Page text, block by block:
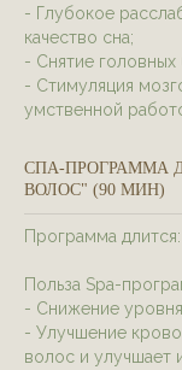
- Глубокое
качество сна;
- Снятие головных
- Стимуляция
умственной
СПA-ПРОГРАММА
ВОЛОС" (90 МИН)
Программа
Польза Spa-
- Снижение
- Улучшение
волос и улучшает